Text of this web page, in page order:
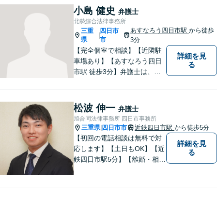
小島 健史 弁護士
北勢綜合法律事務所
三重
県
四日市
市
あすなろう四日市駅 から徒歩
3分
【完全個室で相談】【近隣駐
車場あり】【あすなろう四日
市駅 徒歩3分】弁護士は、依
わからないことがあれば、何
でも聞いてください。 問題解
決に向かって一緒に頑張りま
しょう。
詳細を見
る
松波 伸一 弁護士
旭合同法律事務所 四日市事務所
三重県| 四日市市 近鉄四日市駅 から徒歩5分
【初回の電話相談は無料で対
応します】【土日もOK】【近
鉄四日市駅5分】【離婚・相続
詳細を見
る